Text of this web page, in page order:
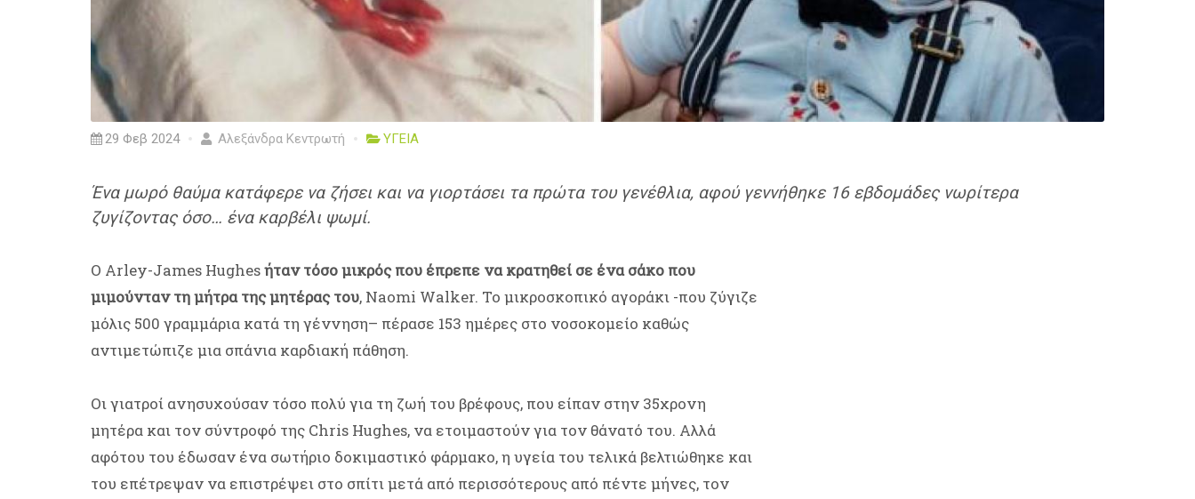
29 Φεβ 2024 Αλεξάνδρα Κεντρωτή ΥΓΕΙΑ
Ένα μωρό θαύμα κατάφερε να ζήσει και να γιορτάσει τα πρώτα του γενέθλια, αφού γεννήθηκε 16 εβδομάδες νωρίτερα
ζυγίζοντας όσο… ένα καρβέλι ψωμί.
Ο Arley-James Hughesήταν τόσο μικρός που έπρεπε να κρατηθεί σε ένα σάκο που
μιμούνταν τη μήτρα της μητέρας του, Naomi Walker. Το μικροσκοπικό αγοράκι -που ζύγιζε
μόλις 500 γραμμάρια κατά τη γέννηση– πέρασε 153 ημέρες στο νοσοκομείο καθώς
αντιμετώπιζε μια σπάνια καρδιακή πάθηση.
Οι γιατροί ανησυχούσαν τόσο πολύ για τη ζωή του βρέφους, που είπαν στην 35χρονη
μητέρα και τον σύντροφό της Chris Hughes, να ετοιμαστούν για τον θάνατό του. Αλλά
αφότου του έδωσαν ένα σωτήριο δοκιμαστικό φάρμακο, η υγεία του τελικά βελτιώθηκε και
του επέτρεψαν να επιστρέψει στο σπίτι μετά από περισσότερους από πέντε μήνες, τον